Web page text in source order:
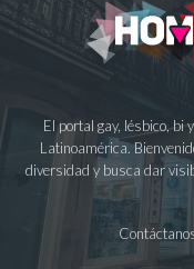
El portal gay, lésbico, bi
Latinoamérica.
diversidad y busca dar